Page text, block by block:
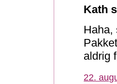
Kath
Haha,
aldrig
22.